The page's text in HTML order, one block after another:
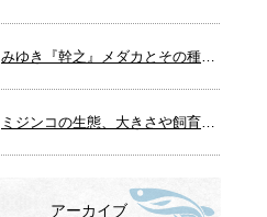
みゆき『幹之』メダカとその種類、販売など
ミジンコの生態、大きさや飼育から繁殖まで
アーカイブ